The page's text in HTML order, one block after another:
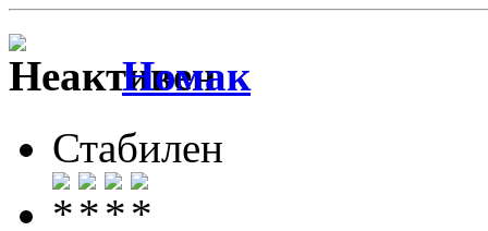
Номак
Стабилен